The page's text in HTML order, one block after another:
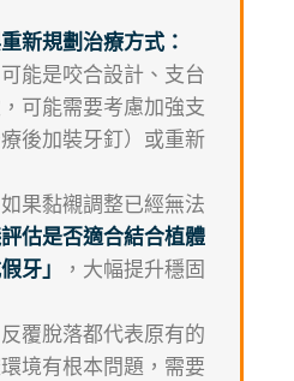
新規劃治療方式：
能是咬合設計、支台
可能需要考慮加強支
後加裝牙釘）或重新
果黏襯調整已經無法
估是否適合結合植體
牙」
，大幅提升穩固
覆脫落都代表原有的
境有根本問題，需要